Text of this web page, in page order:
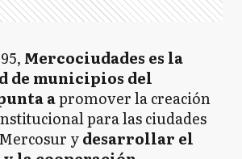
Mercociudades es la
de municipios del
apromover la creación
para las ciudades
ydesarrollar el